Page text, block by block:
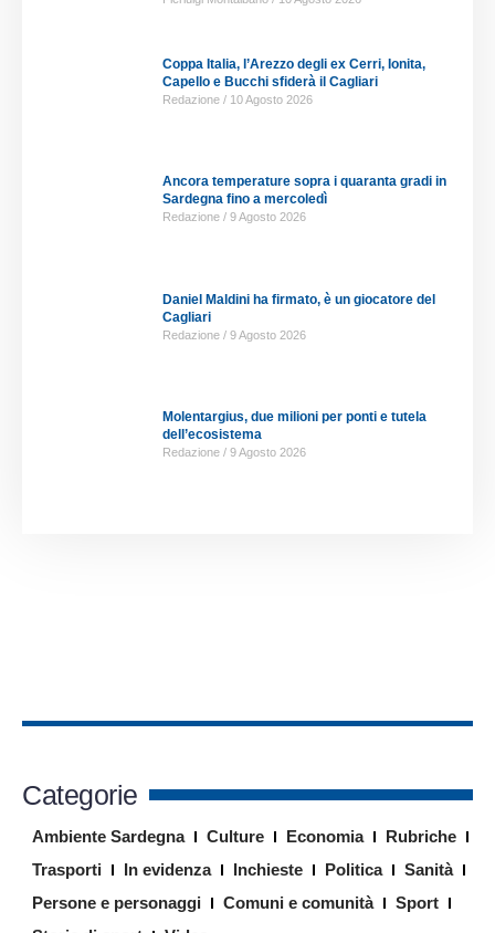
Coppa Italia, l’Arezzo degli ex Cerri, Ionita,
Capello e Bucchi sfiderà il Cagliari
Redazione 10 Agosto 2026
Ancora temperature sopra i quaranta gradi in
Sardegna fino a mercoledì
Redazione 9 Agosto 2026
Daniel Maldini ha firmato, è un giocatore del
Cagliari
Redazione 9 Agosto 2026
Molentargius, due milioni per ponti e tutela
dell’ecosistema
Redazione 9 Agosto 2026
Categorie
Ambiente Sardegna Culture Economia
Rubriche
Trasporti
In evidenza Inchieste Politica
Sanità
Persone e personaggi
Comuni e comunità
Sport